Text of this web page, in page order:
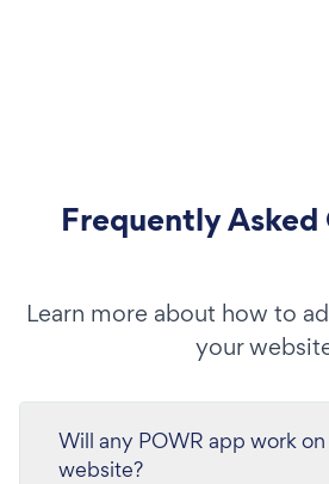
Frequently
Learn more about how to
your
Will any POWR app work
website?